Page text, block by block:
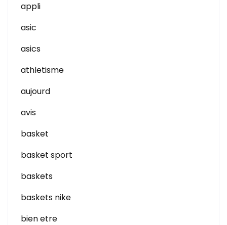
appli
asic
asics
athletisme
aujourd
avis
basket
basket sport
baskets
baskets nike
bien etre